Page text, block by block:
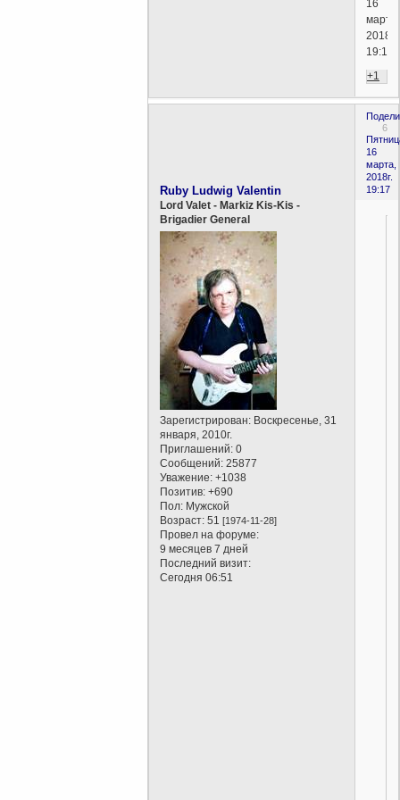
16
марта,
2018г.
19:19)
+1
6
16
марта,
2018г.
19:17
Ruby Ludwig Valentin
Lord Valet - Markiz Kis-Kis -
Brigadier General
Зарегистрирован: Воскресенье, 31
января, 2010г.
Приглашений: 0
Сообщений: 25877
Уважение: +1038
Позитив: +690
Пол: Мужской
Возраст: 51[1974-11-28]
Провел на форуме:
9 месяцев 7 дней
Последний визит:
Сегодня 06:51